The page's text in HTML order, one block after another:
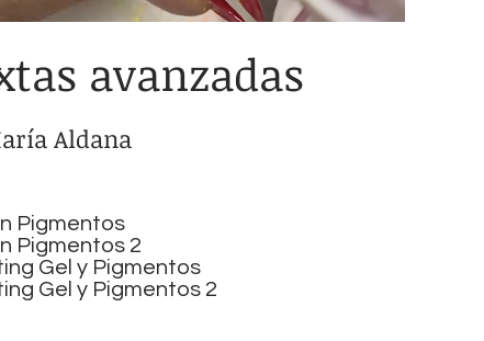
avanzadas
Aldana
Pigmentos
Pigmentos 2
Gel y Pigmentos
Gel y Pigmentos 2